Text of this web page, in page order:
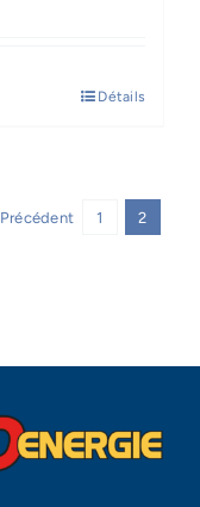
Détails
Précédent 1 2